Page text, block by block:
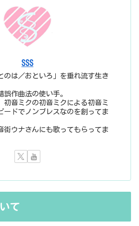
SSS
のは／おといろ」を垂れ流す生き
作曲法の使い手。
初音ミクの初音ミクによる初音ミ
ードでノンブレスなのを創ってま
街ウナさんにも歌ってもらってま
て